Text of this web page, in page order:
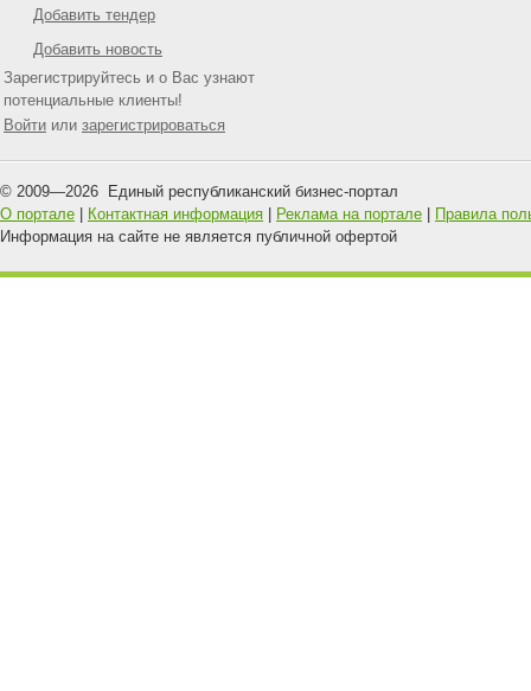
Добавить тендер
Добавить новость
Зарегистрируйтесь и о Вас узнают
потенциальные клиенты!
Войти или зарегистрироваться
© 2009—2026 Единый республиканский бизнес-портал
О портале
Контактная информация Реклама на портале
Правила
Информация на сайте не является публичной офертой